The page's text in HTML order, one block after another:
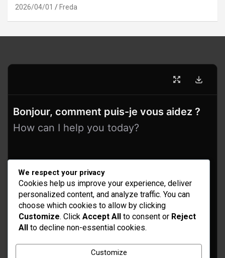
2026/04/01 Freda
Bonjour, comment puis-je vous aidez ?
How can I help you today?
Idées d’aménagement et déco
Conseil bricolage et jardinage
We respect your privacy
Cookies help us improve your experience, deliver
personalized content, and analyze traffic. You can
choose which cookies to allow by clicking
Customize. Click Accept All to consent or Reject
All to decline non-essential cookies.
Customize